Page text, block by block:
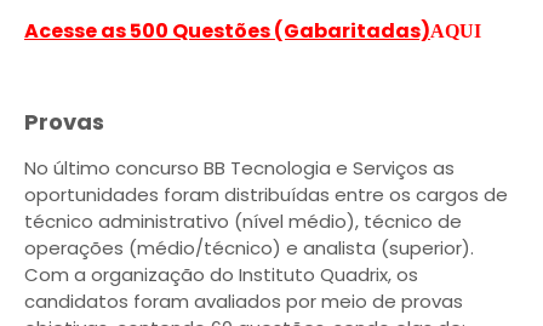
Acesse as 500 Questões (Gabaritadas)AQUI
Provas
No último concurso BB Tecnologia e Serviços as
oportunidades foram distribuídas entre os cargos de
técnico administrativo (nível médio), técnico de
operações (médio/técnico) e analista (superior).
Com a organização do Instituto Quadrix, os
candidatos foram avaliados por meio de provas